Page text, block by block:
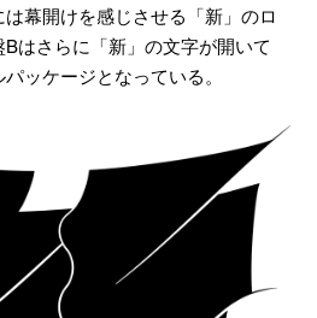
幕開けを感じさせる「新」のロ
はさらに「新」の文字が開いて
ッケージとなっている。